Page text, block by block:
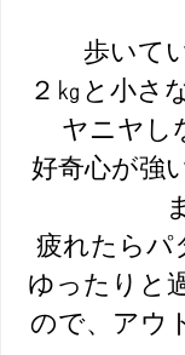
歩いて
２㎏と小さ
ヤニヤし
好奇心が強
疲れたらパ
ゆったりと
ので、アウ